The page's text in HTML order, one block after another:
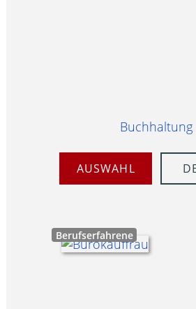
Buchhaltung
AUSWAHL
Berufserfahrene